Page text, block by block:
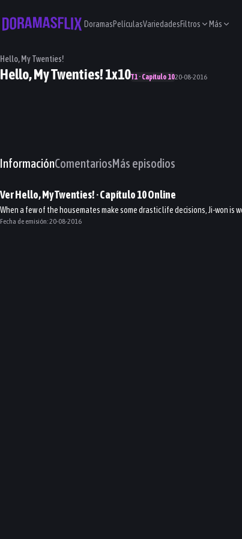
DoramasPelículasVariedadesFiltros Más
Hello, My Twenties!
Hello, My Twenties! 1x10T1 · Capítulo 1020-08-2016
InformaciónComentariosMás episodios
VerHello, My Twenties!· Capítulo10Online
When a few of the housemates make some drastic life decisions, Ji-won
Fecha de emisión:20-08-2016